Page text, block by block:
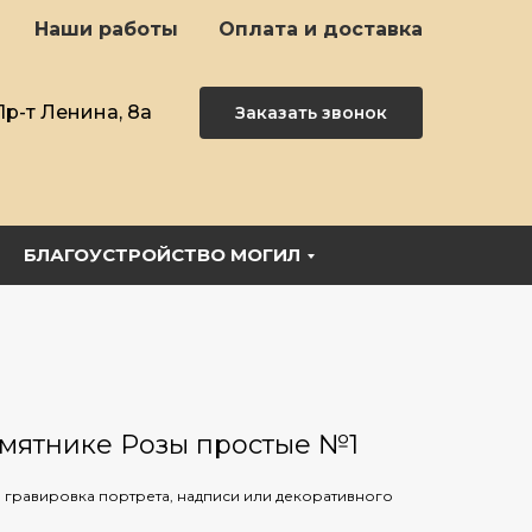
Наши работы Оплата и доставка
т Ленина, 8а Заказать звонок
БЛАГОУСТРОЙСТВО МОГИЛ
Розы простые №1
портрета, надписи или декоративного